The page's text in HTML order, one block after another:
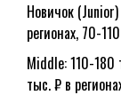
Новичок
регионах, 70-
Middle: 110-
тыс. ₽ в